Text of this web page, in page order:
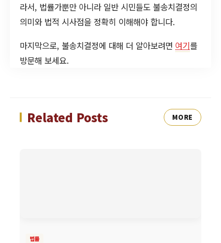
라서, 법률가뿐만 아니라 일반 시민들도 불송치결정의
의미와 법적 시사점을 정확히 이해해야 합니다.
마지막으로, 불송치결정에 대해 더 알아보려면 여기를
방문해 보세요.
Related Posts MORE
법률